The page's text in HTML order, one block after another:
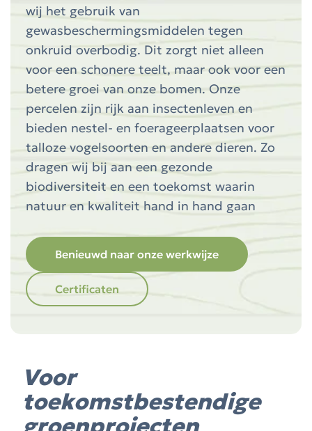
wij het gebruik van
gewasbeschermingsmiddelen tegen
onkruid overbodig. Dit zorgt niet alleen
voor een schonere teelt, maar ook voor een
betere groei van onze bomen. Onze
percelen zijn rijk aan insectenleven en
bieden nestel- en foerageerplaatsen voor
talloze vogelsoorten en andere dieren. Zo
dragen wij bij aan een gezonde
biodiversiteit en een toekomst waarin
natuur en kwaliteit hand in hand gaan
Benieuwd naar onze werkwijze
Certificaten
Voor
toekomstbestendige